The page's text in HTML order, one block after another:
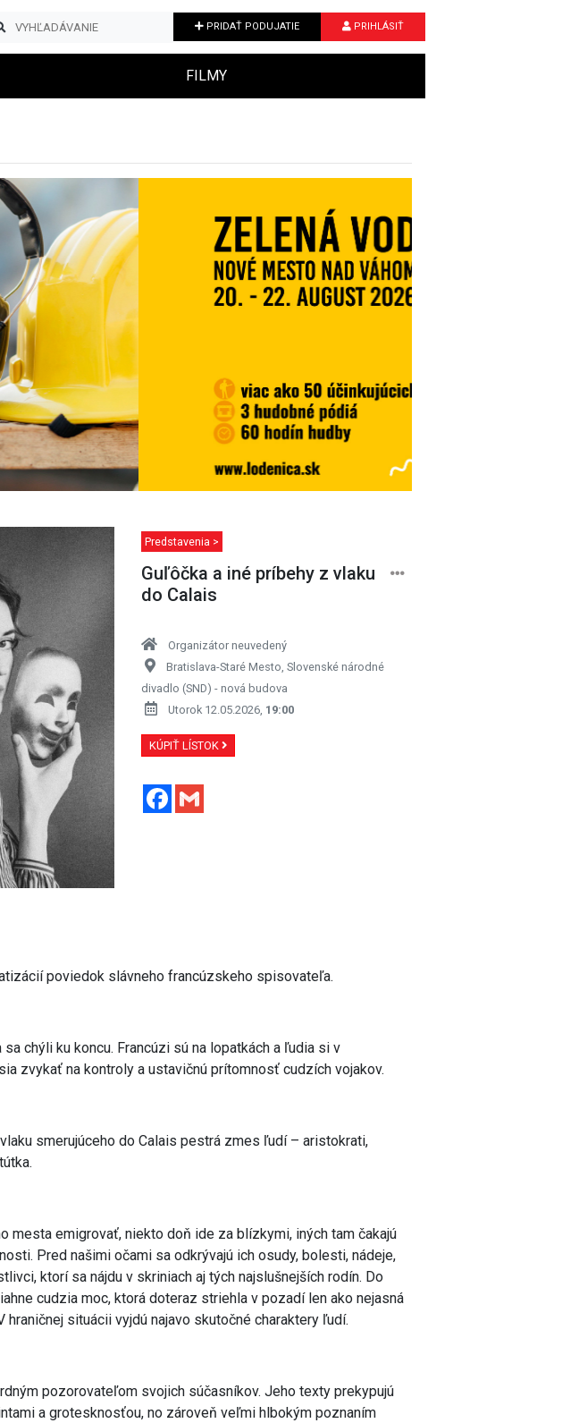
PRIDAŤ PODUJATIE PRIHLÁSIŤ
FILMY
Predstavenia >
Guľôčka a iné príbehy z vlaku
do Calais
Organizátor neuvedený
Bratislava-Staré Mesto, Slovenské národné
divadlo (SND) - nová budova
Utorok 12.05.2026, 19:00
KÚPIŤ LÍSTOK
Facebook
poviedok slávneho francúzskeho spisovateľa.
chýli ku koncu. Francúzi sú na lopatkách a ľudia si v
zvykať na kontroly a ustavičnú prítomnosť cudzích vojakov.
smerujúceho do Calais pestrá zmes ľudí – aristokrati,
mesta emigrovať, niekto doň ide za blízkymi, iných tam čakajú
Pred našimi očami sa odkrývajú ich osudy, bolesti, nádeje,
ktorí sa nájdu v skriniach aj tých najslušnejších rodín. Do
cudzia moc, ktorá doteraz striehla v pozadí len ako nejasná
hraničnej situácii vyjdú najavo skutočné charaktery ľudí.
pozorovateľom svojich súčasníkov. Jeho texty prekypujú
a grotesknosťou, no zároveň veľmi hlbokým poznaním